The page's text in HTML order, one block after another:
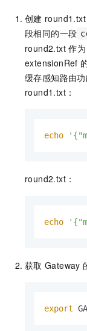
创建 round1.txt
段相同的一段
round2.txt 作为
extensionRef
缓存感知路由功
round1.txt：
echo
round2.txt：
echo
获取 Gateway
export